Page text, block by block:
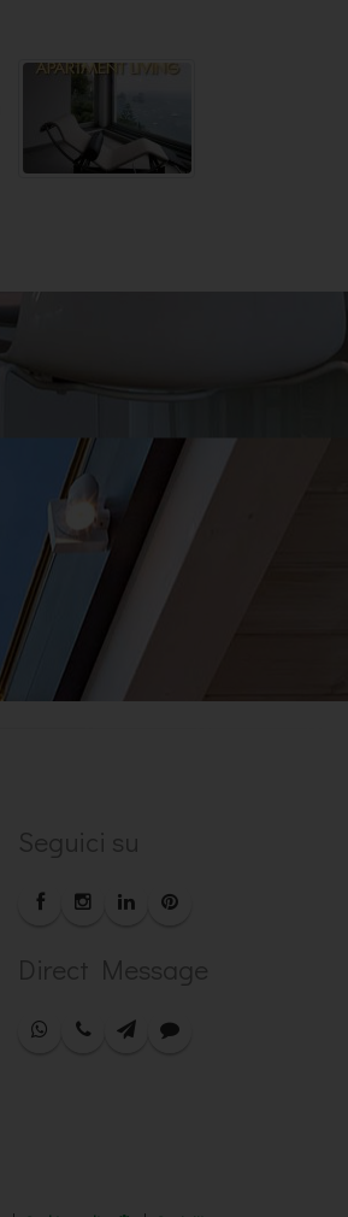
Seguici su
Direct Message